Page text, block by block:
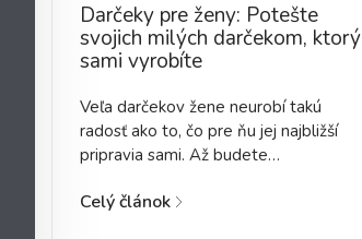
Darčeky pre ženy: Potešte
svojich milých darčekom, ktorý
sami vyrobíte
Veľa darčekov žene neurobí takú
radosť ako to, čo pre ňu jej najbližší
pripravia sami. Až budete…
Celý článok